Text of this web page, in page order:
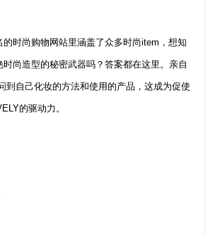
的时尚购物网站里涵盖了众多时尚item，想知
尚造型的秘密武器吗？答案都在这里。亲自
到自己化妆的方法和使用的产品，这成为促使
的驱动力。